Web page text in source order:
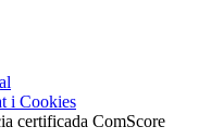
i Cookies
certificada ComScore